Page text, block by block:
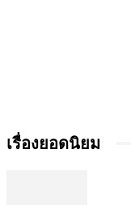
เรื่องยอดนิยม